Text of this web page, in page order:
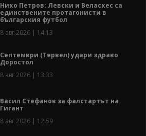
Нико Петров: Левски и Веласкес са
единствените протагонисти в
българския футбол
8 авг 2026 | 14:13
Септември (Тервел) удари здраво
Доростол
8 авг 2026 | 13:33
Васил Стефанов за фалстартът на
Гигант
8 авг 2026 | 12:59